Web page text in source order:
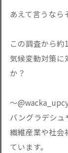
あえて言うなら
この調査から約
気候変動対策に
か？
〜
バングラデシュ
繊維産業や社会
ています。